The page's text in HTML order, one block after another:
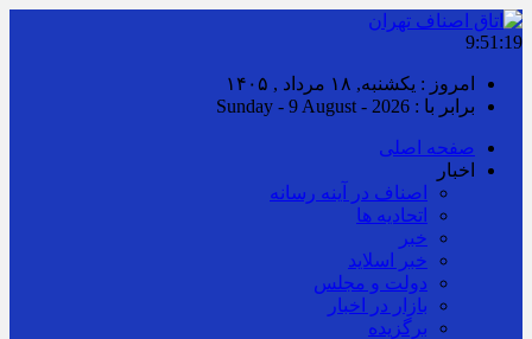
9:51:19
امروز : یکشنبه, ۱۸ مرداد , ۱۴۰۵
برابر با : Sunday - 9 August - 2026
صفحه اصلی
اخبار
اصناف در آینه رسانه
اتحادیه ها
خبر
خبر اسلايد
دولت و مجلس
بازار در اخبار
برگزیده